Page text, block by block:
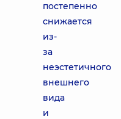
постепенно
снижается
из-
за
неэстетичного
внешнего
вида
и